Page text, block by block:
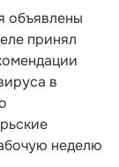
объявлены
принял
в
неделю